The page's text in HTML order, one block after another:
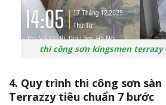
thi công sơn kingsmen terrazy
4. Quy trình thi công sơn sàn
Terrazzy tiêu chuẩn 7 bước